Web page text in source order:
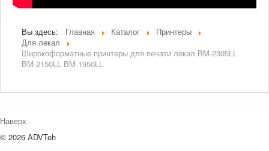
Вы здесь: Главная Каталог
Принтеры
Для лекал
Широкоформатные принтеры для печати лекал BM-2305LL
BM-2150LL BM-1950LL
Наверх
© 2026 ADVTeh